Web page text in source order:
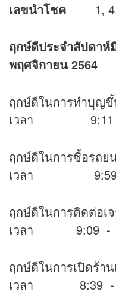
เลขนำโชค 1, 4,
ฤกษ์ดีประจำสัปดาห์
พฤศจิกายน 2564
ฤกษ์ดีในการทำบุญขึ้
เวลา 9:11 -
ฤกษ์ดีในการซื้อรถย
เวลา 9:59 -
ฤกษ์ดีในการติดต่อเ
เวลา 9:09 -
ฤกษ์ดีในการเปิดร้า
เวลา 8:39 -